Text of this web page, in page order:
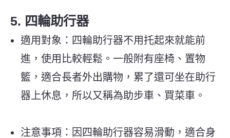
5. 四輪助行器
適用對象：四輪助行器不用托起來就能前
進，使用比較輕鬆。一般附有座椅、置物
籃，適合長者外出購物，累了還可坐在助行
器上休息，所以又稱為助步車、買菜車。
注意事項：因四輪助行器容易滑動，適合身